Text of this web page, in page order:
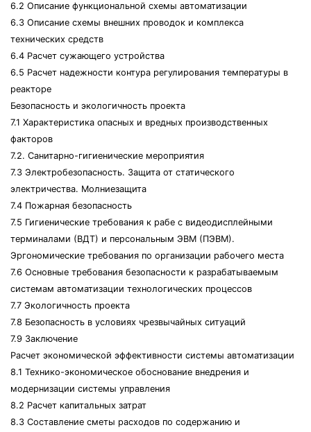
6.2 Описание функциональной схемы автоматизации
6.3 Описание схемы внешних проводок и комплекса
технических средств
6.4 Расчет сужающего устройства
6.5 Расчет надежности контура регулирования температуры в
реакторе
Безопасность и экологичность проекта
7.1 Характеристика опасных и вредных производственных
факторов
7.2. Санитарно-гигиенические мероприятия
7.3 Электробезопасность. Защита от статического
электричества. Молниезащита
7.4 Пожарная безопасность
7.5 Гигиенические требования к рабе с видеодисплейными
терминалами (ВДТ) и персональным ЭВМ (ПЭВМ).
Эргономические требования по организации рабочего места
7.6 Основные требования безопасности к разрабатываемым
системам автоматизации технологических процессов
7.7 Экологичность проекта
7.8 Безопасность в условиях чрезвычайных ситуаций
7.9 Заключение
Расчет экономической эффективности системы автоматизации
8.1 Технико-экономическое обоснование внедрения и
модернизации системы управления
8.2 Расчет капитальных затрат
8.3 Составление сметы расходов по содержанию и